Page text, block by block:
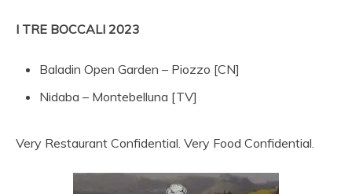
I TRE BOCCALI 2023
Baladin Open Garden – Piozzo [CN]
Nidaba – Montebelluna [TV]
Very Restaurant Confidential. Very Food Confidential.